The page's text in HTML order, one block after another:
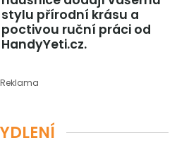
stylu přírodní krásu a
poctivou ruční práci od
HandyYeti.cz.
Reklama